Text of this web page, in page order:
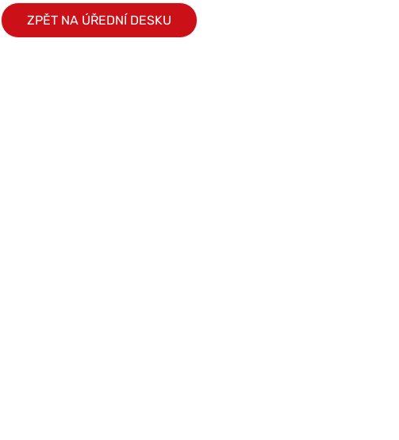
ZPĚT NA ÚŘEDNÍ DESKU